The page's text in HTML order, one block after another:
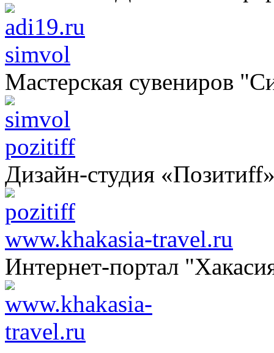
simvol
Мастерская сувениров
pozitiff
Дизайн-студия
www.khakasia-travel.ru
Интернет-портал